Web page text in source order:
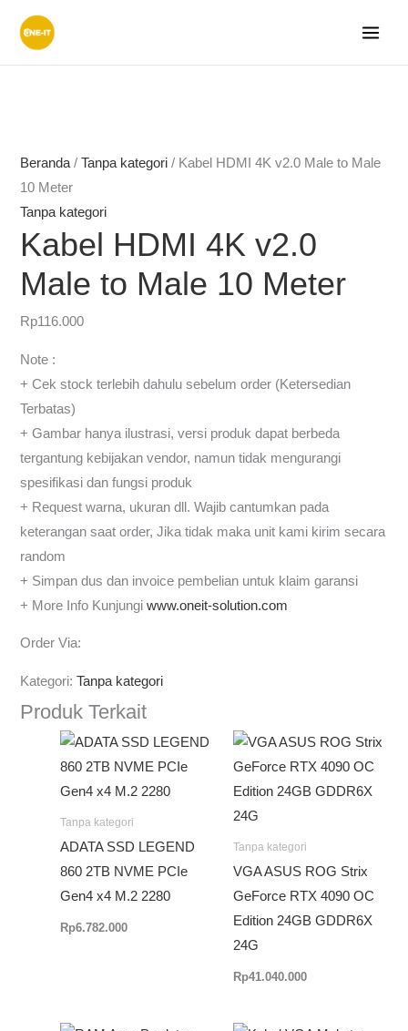
Beranda /Tanpa kategori / Kabel HDMI 4K v2.0 Male to Male
10 Meter
Tanpa kategori
Kabel HDMI 4K v2.0
Male to Male 10 Meter
Rp116.000
Note :
+ Cek stock terlebih dahulu sebelum order (Ketersedian
Terbatas)
+ Gambar hanya ilustrasi, versi produk dapat berbeda
tergantung kebijakan vendor, namun tidak mengurangi
spesifikasi dan fungsi produk
+ Request warna, ukuran dll. Wajib cantumkan pada
keterangan saat order, Jika tidak maka unit kami kirim secara
random
+ Simpan dus dan invoice pembelian untuk klaim garansi
+ More Info Kunjungiwww.oneit-solution.com
Order Via:
Kategori:Tanpa kategori
Produk Terkait
Tanpa kategori
ADATA SSD LEGEND
860 2TB NVME PCIe
Gen4 x4 M.2 2280
Rp6.782.000
Tanpa kategori
VGA ASUS ROG Strix
GeForce RTX 4090 OC
Edition 24GB GDDR6X
24G
Rp41.040.000